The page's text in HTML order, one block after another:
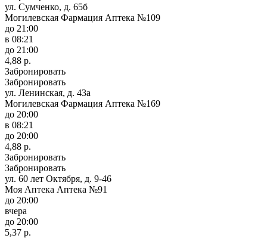
ул. Сумченко, д. 65б
Могилевская Фармация Аптека №109
до 21:00
в 08:21
до 21:00
4,88 р.
Забронировать
Забронировать
ул. Ленинская, д. 43а
Могилевская Фармация Аптека №169
до 20:00
в 08:21
до 20:00
4,88 р.
Забронировать
Забронировать
ул. 60 лет Октября, д. 9-46
Моя Аптека Аптека №91
до 20:00
вчера
до 20:00
5,37 р.